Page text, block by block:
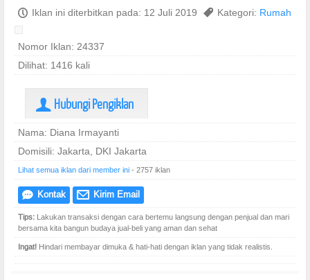
P Iklan ini diterbitkan pada: 12 Juli 2019 , Kategori: Rumah
Nomor Iklan: 24337
Dilihat: 1416 kali
U Hubungi Pengiklan
Nama: Diana Irmayanti
Domisili: Jakarta, DKI Jakarta
Lihat semua iklan dari member ini - 2757 iklan
e Kontak @ Kirim Email
Tips: Lakukan transaksi dengan cara bertemu langsung dengan penjual dan mari
bersama kita bangun budaya jual-beli yang aman dan sehat
Ingat! Hindari membayar dimuka & hati-hati dengan iklan yang tidak realistis.